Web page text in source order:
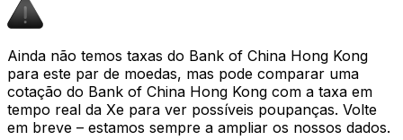
Ainda não temos taxas do Bank of China Hong Kong
para este par de moedas, mas pode comparar uma
cotação do Bank of China Hong Kong com a taxa em
tempo real da Xe para ver possíveis poupanças. Volte
em breve – estamos sempre a ampliar os nossos dados.